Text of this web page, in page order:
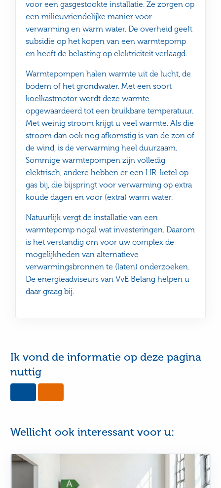
voor een gasgestookte installatie. Ze zorgen op
een milieuvriendelijke manier voor
verwarming en warm water. De overheid geeft
subsidie op het kopen van een warmtepomp
en heeft de belasting op elektriciteit verlaagd.
Warmtepompen halen warmte uit de lucht, de
bodem of het grondwater. Met een soort
koelkastmotor wordt deze warmte
opgewaardeerd tot een bruikbare temperatuur.
Met weinig stroom krijgt u veel warmte. Als die
stroom dan ook nog afkomstig is van de zon of
de wind, is de verwarming heel duurzaam.
Sommige warmtepompen zijn volledig
elektrisch, andere hebben er een HR-ketel op
gas bij, die bijspringt voor verwarming op extra
koude dagen en voor (extra) warm water.
Natuurlijk vergt de installatie van een
warmtepomp nogal wat investeringen. Daarom
is het verstandig om voor uw complex de
mogelijkheden van alternatieve
verwarmingsbronnen te (laten) onderzoeken.
De energieadviseurs van VvE Belang helpen u
daar graag bij.
Ik vond de informatie op deze pagina
nuttig
this
this
useful
Wellicht ook interessant voor u: